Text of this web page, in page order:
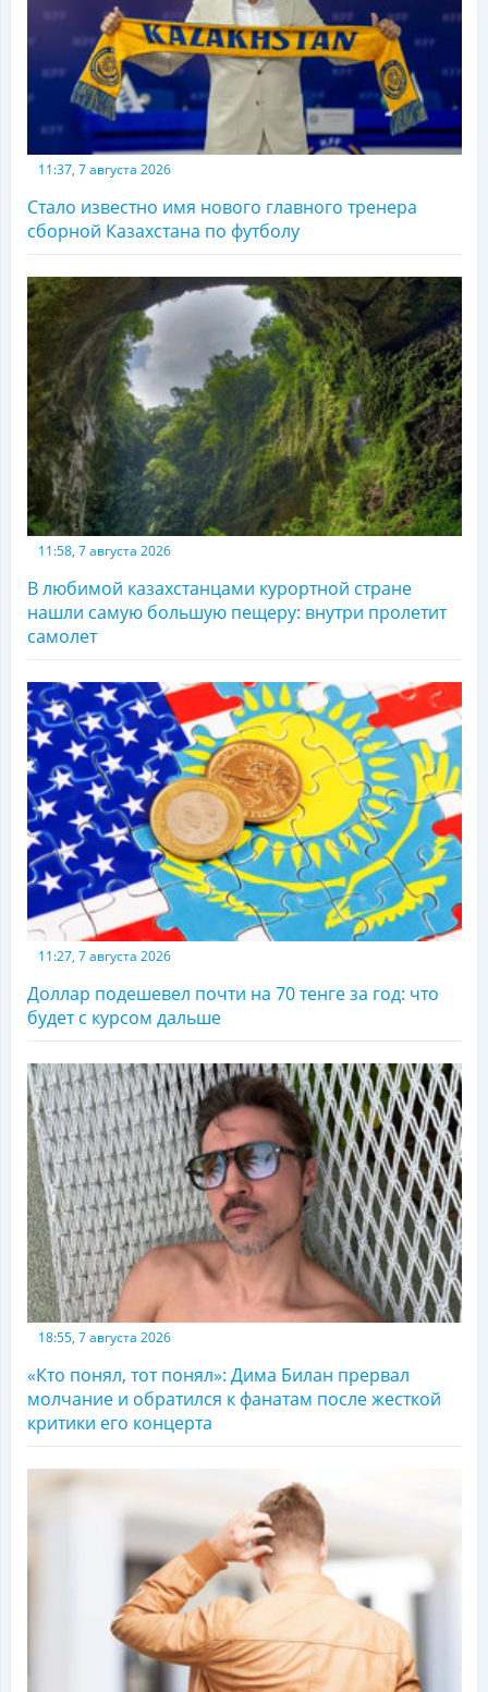
11:37, 7 августа 2026
Стало известно имя нового главного тренера
сборной Казахстана по футболу
11:58, 7 августа 2026
В любимой казахстанцами курортной стране
нашли самую большую пещеру: внутри пролетит
самолет
11:27, 7 августа 2026
Доллар подешевел почти на 70 тенге за год: что
будет с курсом дальше
18:55, 7 августа 2026
«Кто понял, тот понял»: Дима Билан прервал
молчание и обратился к фанатам после жесткой
критики его концерта